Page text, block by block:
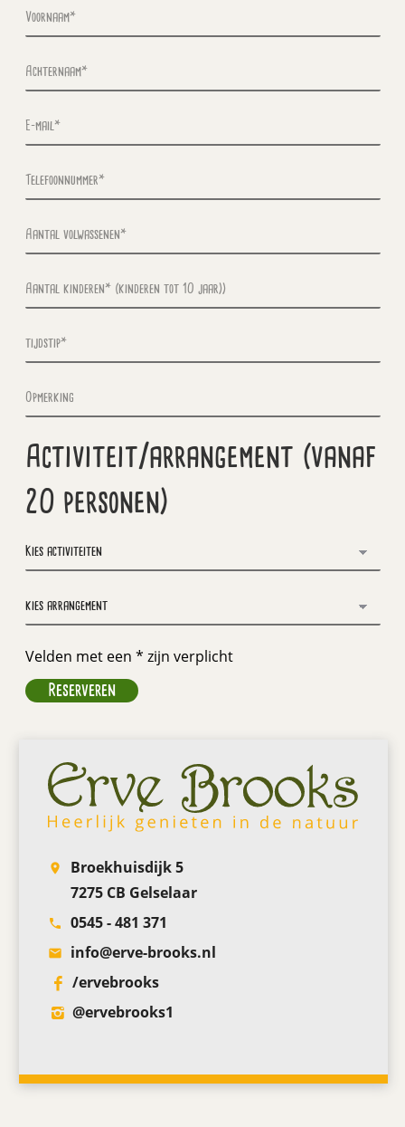
Activiteit/arrangement (vanaf
20 personen)
Velden met een * zijn verplicht
room
Broekhuisdijk 5
7275 CB Gelselaar
phone 0545 - 481 371
email
info@erve-brooks.nl
/ervebrooks
‎@ervebrooks1